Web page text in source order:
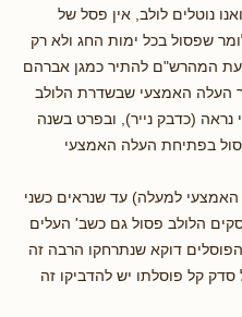
נוטלים לולב, אין פסל של
שפסול בכל ימות החג ולא רק
המהרש"ם להתיר כמגן אברהם
העלה האמצעי שבשדרת הלולב
(כדבק נייר), ובפרט בשנה
בפתיחת העלה האמצעי
למעלה) עד שנראים כשני
הלולב פסול גם כשב' העלים
דוקא שנתרחקו הרבה זה
קל פוסלתו יש להדביקו זה